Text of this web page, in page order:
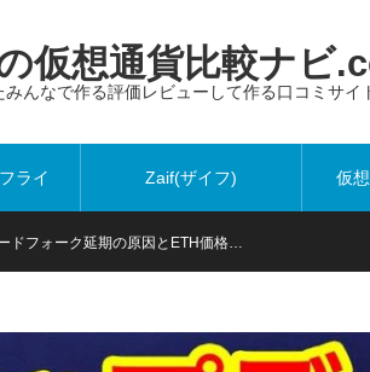
仮想通貨比較ナビ
んなで作る評価レビューして作る口コミサイ
ライ Zaif(ザイフ) 仮
ドフォーク延期の原因とETH価格…